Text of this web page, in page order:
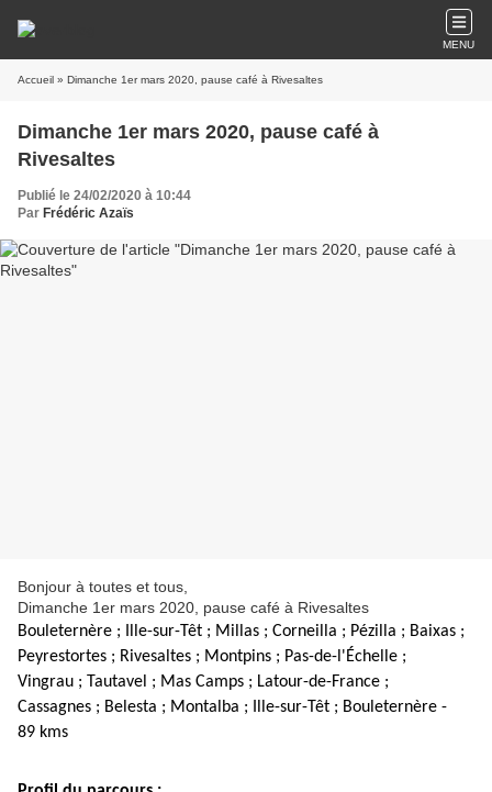
MENU
Accueil » Dimanche 1er mars 2020, pause café à Rivesaltes
Dimanche 1er mars 2020, pause café à
Rivesaltes
Publié le 24/02/2020 à 10:44
Par Frédéric Azaïs
Bonjour à toutes et tous,
Dimanche 1er mars 2020, pause café à Rivesaltes
Bouleternère ; Ille-sur-Têt ; Millas ; Corneilla ; Pézilla ; Baixas ;
Peyrestortes ; Rivesaltes ; Montpins ; Pas-de-l'Échelle ;
Vingrau ; Tautavel ; Mas Camps ; Latour-de-France ;
Cassagnes ; Belesta ; Montalba ; Ille-sur-Têt ; Bouleternère -
89 kms